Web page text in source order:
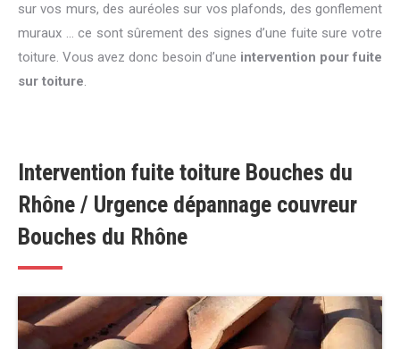
sur vos murs, des auréoles sur vos plafonds, des gonflement
muraux … ce sont sûrement des signes d’une fuite sure votre
toiture. Vous avez donc besoin d’une intervention pour fuite
sur toiture.
Intervention fuite toiture Bouches du
Rhône / Urgence dépannage couvreur
Bouches du Rhône